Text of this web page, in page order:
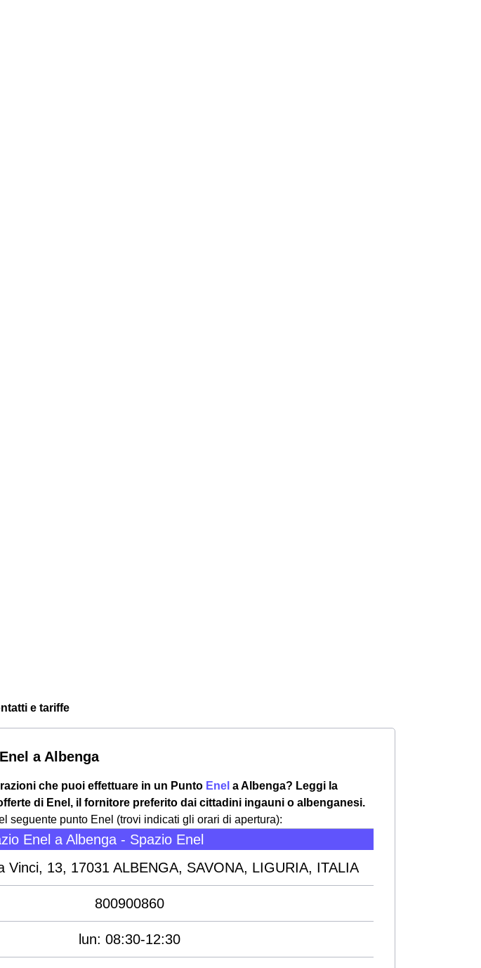
e tariffe
a Albenga
che puoi effettuare in un Punto Enel a Albenga? Leggi la
di Enel, il fornitore preferito dai cittadini ingauni o albenganesi.
seguente punto Enel (trovi indicati gli orari di apertura):
Enel a Albenga - Spazio Enel
Vinci, 13, 17031 ALBENGA, SAVONA, LIGURIA, ITALIA
800900860
lun: 08:30-12:30